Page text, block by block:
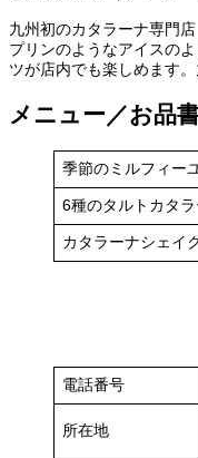
九州初のカタラーナ専門店
プリンのようなアイスの
ツが店内でも楽しめます
メニュー／お品
季節のミルフィー
6種のタルトカタ
カタラーナシェイ
電話番号
所在地